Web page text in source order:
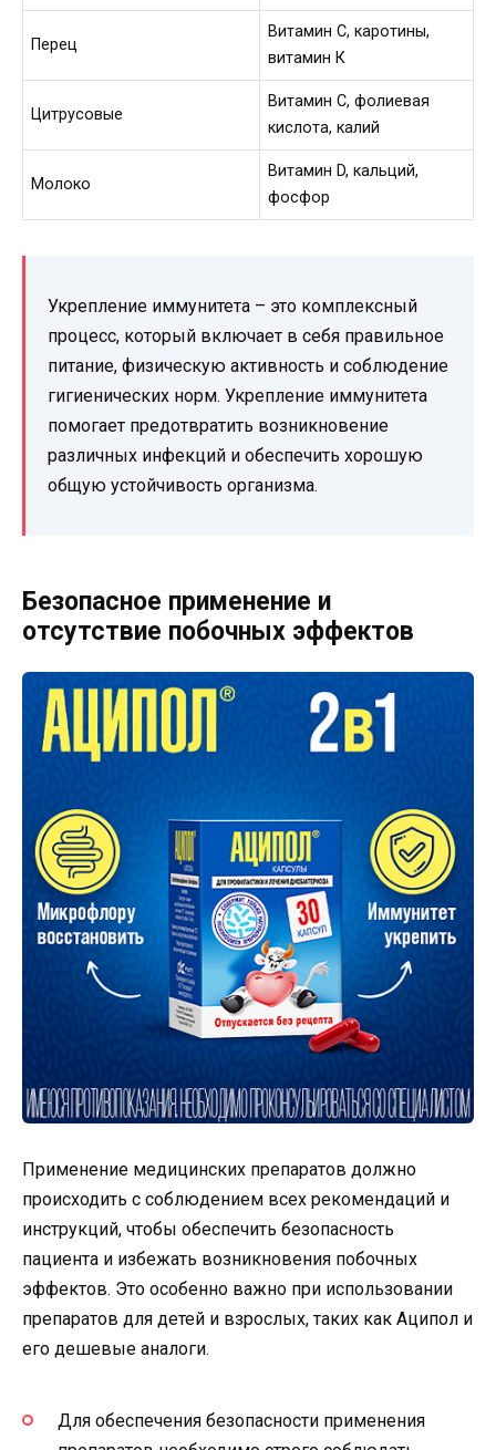
Перец
Витамин С, каротины,
витамин К
Цитрусовые
Витамин C, фолиевая
кислота, калий
Молоко
Витамин D, кальций,
фосфор
Укрепление иммунитета – это комплексный
процесс, который включает в себя правильное
питание, физическую активность и соблюдение
гигиенических норм. Укрепление иммунитета
помогает предотвратить возникновение
различных инфекций и обеспечить хорошую
общую устойчивость организма.
Безопасное применение и
отсутствие побочных эффектов
Применение медицинских препаратов должно
происходить с соблюдением всех рекомендаций и
инструкций, чтобы обеспечить безопасность
пациента и избежать возникновения побочных
эффектов. Это особенно важно при использовании
препаратов для детей и взрослых, таких как Аципол и
его дешевые аналоги.
Для обеспечения безопасности применения